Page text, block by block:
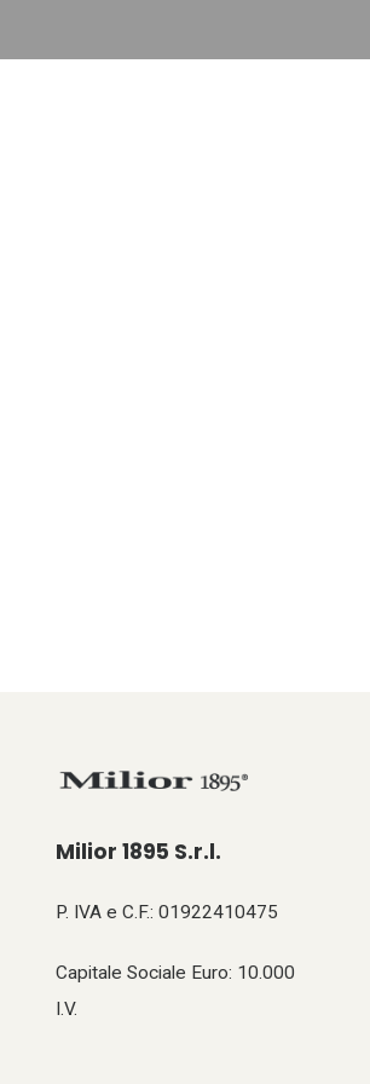
Milior 1895 S.r.l.
P. IVA e C.F.: 01922410475
Capitale Sociale Euro: 10.000
I.V.